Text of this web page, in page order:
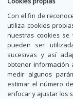
Con el fin de
utiliza cookies
nuestras cookies se
pueden ser
sucesivas y así
obtener
medir algunos
estimar el número
enfocar y ajustar los